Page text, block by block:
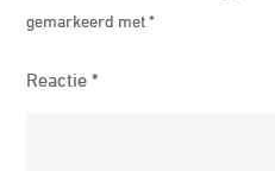
gemarkeerd met*
Reactie*